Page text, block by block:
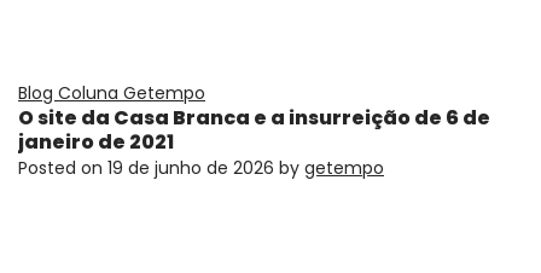
Blog Coluna Getempo
O site da Casa Branca e a insurreição de 6 de
janeiro de 2021
Posted on 19 de junho de 2026 by getempo